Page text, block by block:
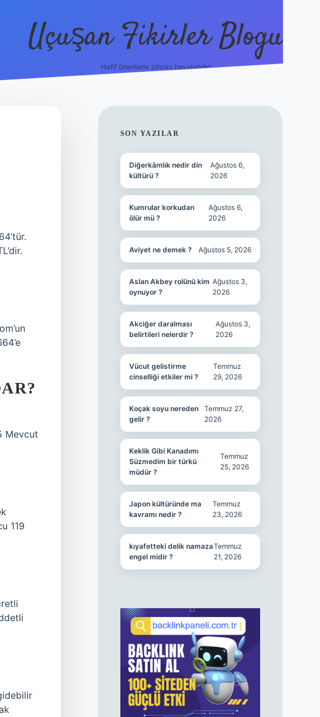
Uçuşan Fikirler Blogu
Hafif önerilerle zihnini havalandır!
Mevcut
119
SIDEBAR
SON YAZILAR
Diğerkâmlık nedir din
kültürü ?
Ağustos 6,
2026
Kumrular korkudan
ölür mü ?
Ağustos 6,
2026
Aviyet ne demek ? Ağustos 5, 2026
Aslan Akbey rolünü kim
oynuyor ?
Ağustos 3,
2026
Akciğer daralması
belirtileri nelerdir ?
Ağustos 3,
2026
Vücut gelistirme
cinselliği etkiler mi ?
Temmuz
29, 2026
Koçak soyu nereden
gelir ?
Temmuz 27,
2026
Keklik Gibi Kanadımı
Süzmedim bir türkü
müdür ?
Temmuz
25, 2026
Japon kültüründe ma
kavramı nedir ?
Temmuz
23, 2026
kıyafetteki delik namaza
engel midir ?
Temmuz
21, 2026
hiltonbet güncel giriş